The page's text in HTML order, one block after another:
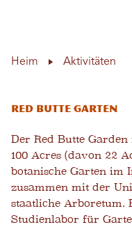
Heim Aktivitäten
Red Butte Garten
Der Red Butte
100 Acres (davon 22
botanische Garten im
zusammen mit der
staatliche Arboretum.
Studienlabor für